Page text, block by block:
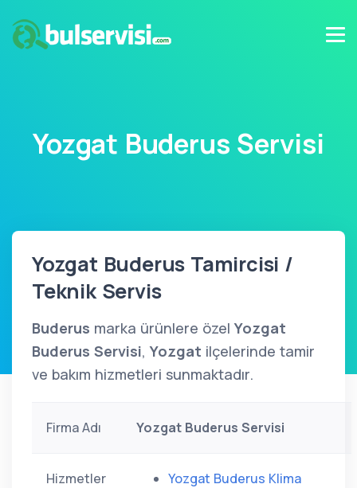
Yozgat Buderus Servisi
Yozgat Buderus Tamircisi /
Teknik Servis
Buderus marka ürünlere özel Yozgat
Buderus Servisi, Yozgat ilçelerinde tamir
ve bakım hizmetleri sunmaktadır.
Firma Adı Yozgat Buderus Servisi
Hizmetler
Yozgat Buderus Klima